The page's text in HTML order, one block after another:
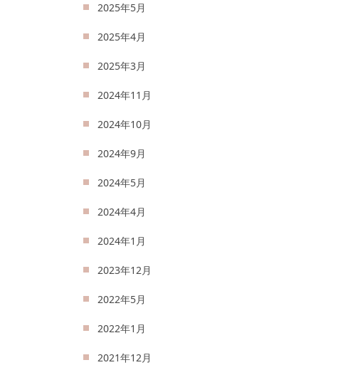
2025年5月
2025年4月
2025年3月
2024年11月
2024年10月
2024年9月
2024年5月
2024年4月
2024年1月
2023年12月
2022年5月
2022年1月
2021年12月